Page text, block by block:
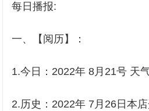
每日播报:
一、【阅历】：
1.今日：2022年 8月21号 天
2.历史：2022年 7月26日本